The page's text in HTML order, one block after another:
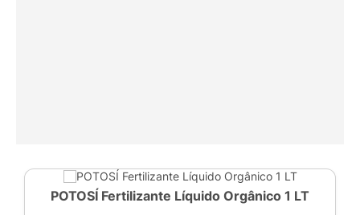
POTOSÍ Fertilizante Líquido Orgânico 1 LT